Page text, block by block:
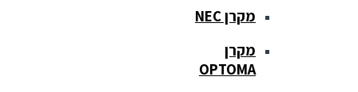
מקרן NEC
מקרן
OPTOMA